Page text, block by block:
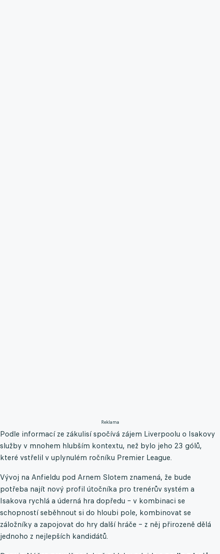
Reklama
Podle informací ze zákulisí spočívá zájem Liverpoolu o Isakovy
služby v mnohem hlubším kontextu, než bylo jeho 23 gólů,
které vstřelil v uplynulém ročníku Premier League.
Vývoj na Anfieldu pod Arnem Slotem znamená, že bude
potřeba najít nový profil útočníka pro trenérův systém a
Isakova rychlá a úderná hra dopředu – v kombinaci se
schopností seběhnout si do hloubi pole, kombinovat se
záložníky a zapojovat do hry další hráče – z něj přirozeně dělá
jednoho z nejlepších kandidátů.